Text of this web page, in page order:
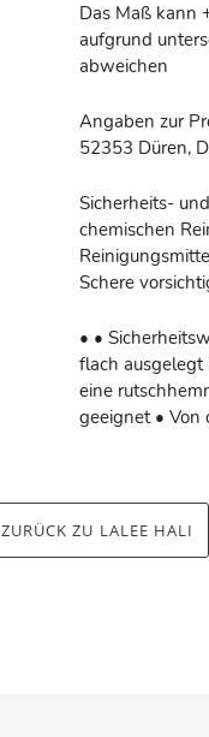
Das Maß kann
aufgrund
abweichen
Angaben zur
52353 Düren,
Sicherheits-
chemischen
Schere
• •
flach ausgelegt
eine
geeignet • Von
ZURÜCK ZU LALEE HALI